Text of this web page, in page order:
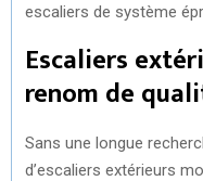
escaliers de système
Escaliers
renom de
Sans une longue
d’escaliers extérieurs